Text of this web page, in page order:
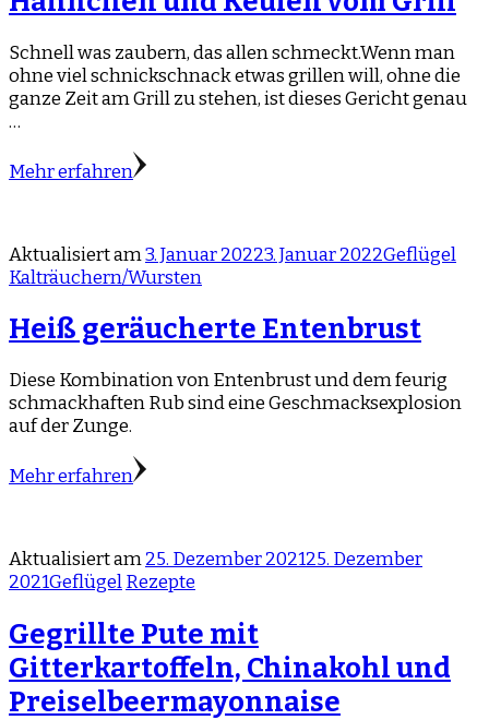
Schnell was zaubern, das allen schmeckt.Wenn man
ohne viel schnickschnack etwas grillen will, ohne die
ganze Zeit am Grill zu stehen, ist dieses Gericht genau
…
Mehr erfahren
Aktualisiert am3. Januar 20223. Januar 2022Geflügel
Kalträuchern/Wursten
Heiß geräucherte Entenbrust
Diese Kombination von Entenbrust und dem feurig
schmackhaften Rub sind eine Geschmacksexplosion
auf der Zunge.
Mehr erfahren
Aktualisiert am25. Dezember 202125. Dezember
2021GeflügelRezepte
Gegrillte Pute mit
Gitterkartoffeln, Chinakohl und
Preiselbeermayonnaise